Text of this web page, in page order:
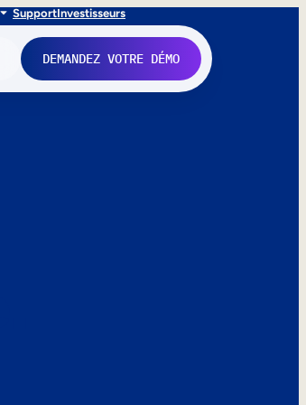
SupportInvestisseurs
DEMANDEZ VOTRE DÉMO